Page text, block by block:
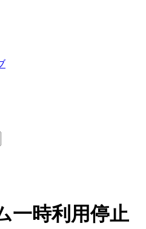
一時利用停止